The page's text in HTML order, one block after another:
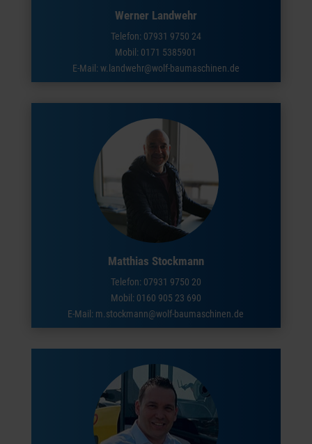
Werner Landwehr
Telefon: 07931 9750 24
Mobil: 0171 5385901
E-Mail: w.landwehr@wolf-baumaschinen.de
Matthias Stockmann
Telefon: 07931 9750 20
Mobil: 0160 905 23 690
E-Mail: m.stockmann@wolf-baumaschinen.de